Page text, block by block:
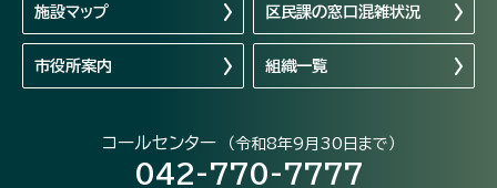
施設マップ 区民課の窓口混雑状況
市役所案内 組織一覧
コールセンター （令和8年9月30日まで）
042-770-7777